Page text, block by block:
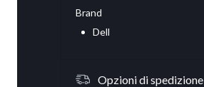
Brand
Dell
Opzioni di spedizione